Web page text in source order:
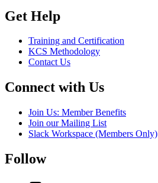
Get Help
Training and Certification
KCS Methodology
Contact Us
Connect with Us
Join Us: Member Benefits
Join our Mailing List
Slack Workspace (Members Only)
Follow